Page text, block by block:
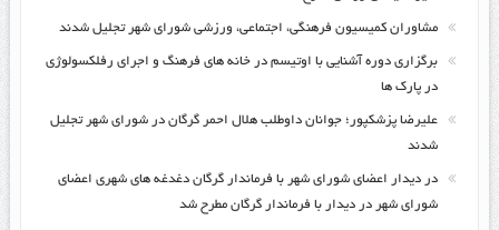
مشاوران کمیسیون فرهنگی، اجتماعی، ورزشی شورای شهر تجلیل شدند
برگزاری دوره آشنایی با اوتیسم در خانه های فرهنگ و اجرای رفلکسولوژی
در پارک ها
علیرضا پزشکپور؛ جوانان داوطلب هلال احمر گرگان در شورای شهر تجلیل
شدند
در دیدار اعضای شورای شهر با فرماندار گرگان دغدغه های شهری اعضای
شورای شهر در دیدار با فرماندار گرگان مطرح شد